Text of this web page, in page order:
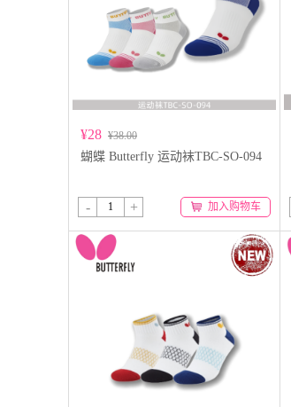
¥28 ¥38.00
蝴蝶 Butterfly 运动袜TBC-SO-094
- + 加入购物车